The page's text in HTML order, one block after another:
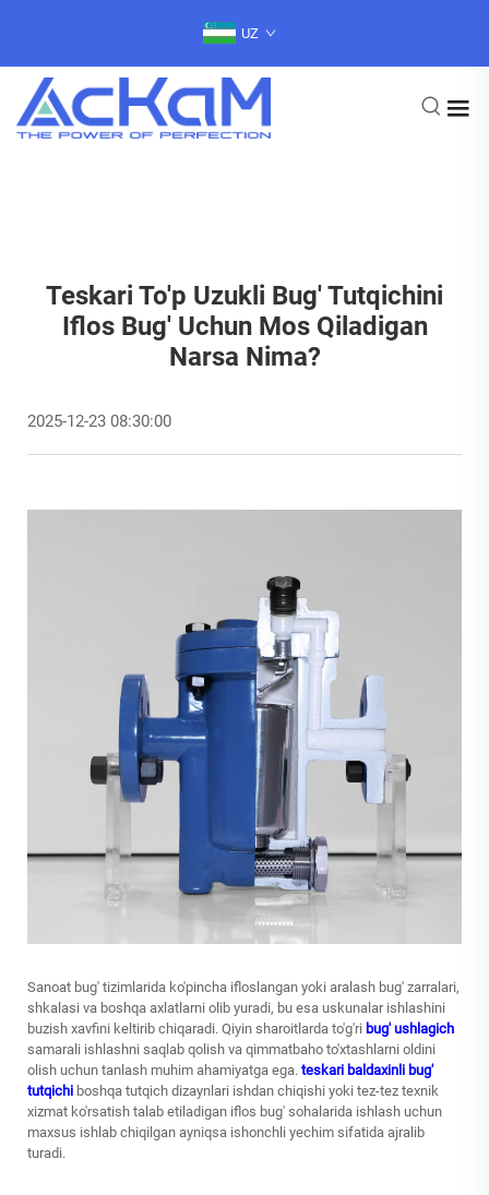
UZ
Teskari To'p Uzukli Bug' Tutqichini
Iflos Bug' Uchun Mos Qiladigan
Narsa Nima?
2025-12-23 08:30:00
Sanoat bug' tizimlarida ko'pincha ifloslangan yoki aralash bug' zarralari,
shkalasi va boshqa axlatlarni olib yuradi, bu esa uskunalar ishlashini
buzish xavfini keltirib chiqaradi. Qiyin sharoitlarda to'g'ri bug' ushlagich
samarali ishlashni saqlab qolish va qimmatbaho to'xtashlarni oldini
olish uchun tanlash muhim ahamiyatga ega. teskari baldaxinli bug'
tutqichi boshqa tutqich dizaynlari ishdan chiqishi yoki tez-tez texnik
xizmat ko'rsatish talab etiladigan iflos bug' sohalarida ishlash uchun
maxsus ishlab chiqilgan ayniqsa ishonchli yechim sifatida ajralib
turadi.